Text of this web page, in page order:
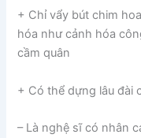
+ Chỉ vẩy bút chim
hóa như cảnh hóa
cầm quân
+ Có thể dựng lâu đài
– Là nghệ sĩ có nhân